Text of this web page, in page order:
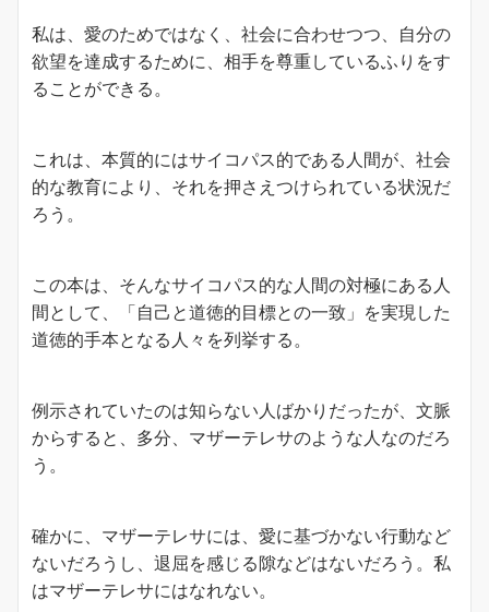
私は、愛のためではなく、社会に合わせつつ、自分の
欲望を達成するために、相手を尊重しているふりをす
ることができる。
これは、本質的にはサイコパス的である人間が、社会
的な教育により、それを押さえつけられている状況だ
ろう。
この本は、そんなサイコパス的な人間の対極にある人
間として、「自己と道徳的目標との一致」を実現した
道徳的手本となる人々を列挙する。
例示されていたのは知らない人ばかりだったが、文脈
からすると、多分、マザーテレサのような人なのだろ
う。
確かに、マザーテレサには、愛に基づかない行動など
ないだろうし、退屈を感じる隙などはないだろう。私
はマザーテレサにはなれない。